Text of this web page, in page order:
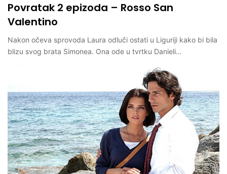
Povratak 2 epizoda – Rosso San
Valentino
Nakon očeva sprovoda Laura odluči ostati u Liguriji kako bi bila
blizu svog brata Simonea. Ona ode u tvrtku Danieli…